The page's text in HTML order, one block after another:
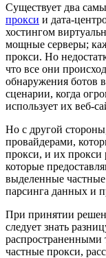
Существует два
прокси и дата-
хостингом
мощные серверы;
прокси. Но
что все они
обнаружения ботов
сценарии, когда
использует их веб-
Но с другой
провайдерами,
прокси, и их прокси
которые
выделенные частные
парсинга данных и
При принятии
следует знать
распространенными
частные прокси,